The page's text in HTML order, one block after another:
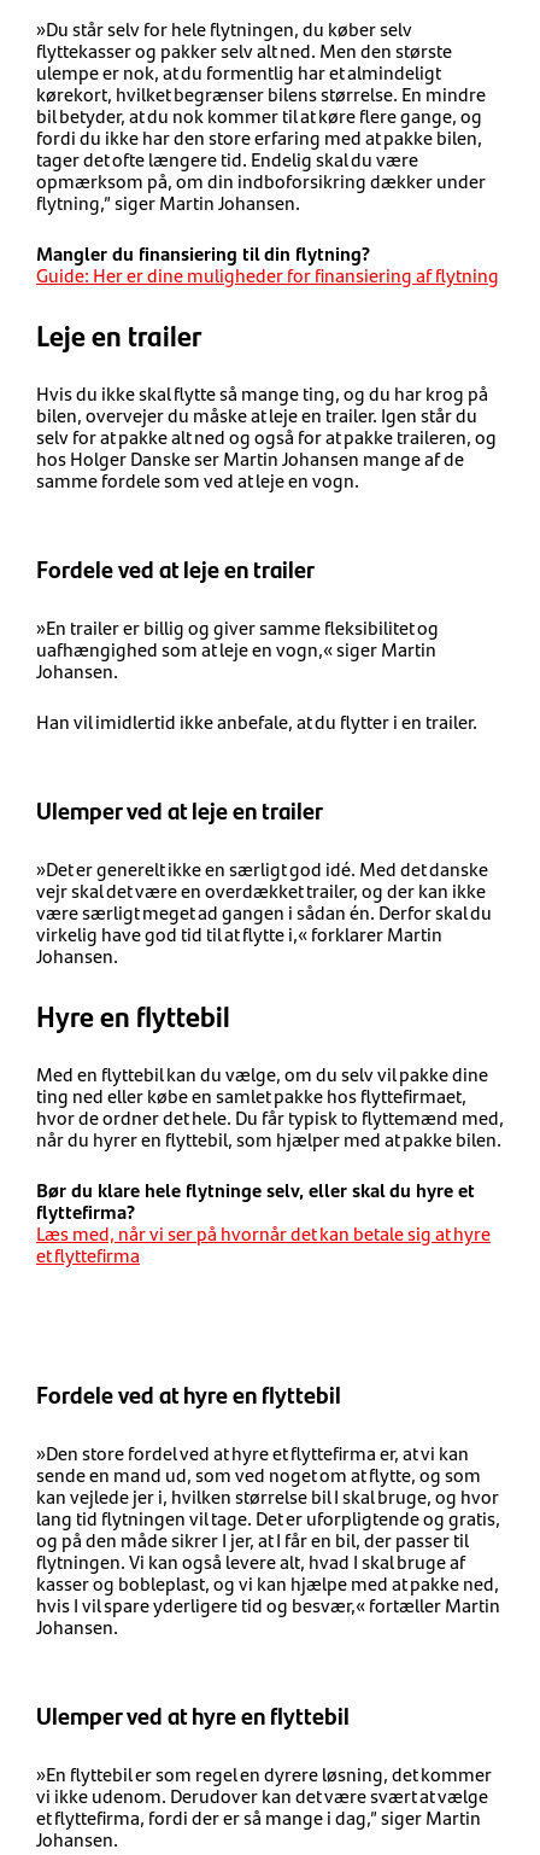
»Du står selv for hele flytningen, du køber selv
flyttekasser og pakker selv alt ned. Men den største
ulempe er nok, at du formentlig har et almindeligt
kørekort, hvilket begrænser bilens størrelse. En mindre
bil betyder, at du nok kommer til at køre flere gange, og
fordi du ikke har den store erfaring med at pakke bilen,
tager det ofte længere tid. Endelig skal du være
opmærksom på, om din indboforsikring dækker under
flytning,” siger Martin Johansen.
Mangler du finansiering til din flytning?
Guide: Her er dine muligheder for finansiering af flytning
Leje en trailer
Hvis du ikke skal flytte så mange ting, og du har krog på
bilen, overvejer du måske at leje en trailer. Igen står du
selv for at pakke alt ned og også for at pakke traileren, og
hos Holger Danske ser Martin Johansen mange af de
samme fordele som ved at leje en vogn.
Fordele ved at leje en trailer
»En trailer er billig og giver samme fleksibilitet og
uafhængighed som at leje en vogn,« siger Martin
Johansen.
Han vil imidlertid ikke anbefale, at du flytter i en trailer.
Ulemper ved at leje en trailer
»Det er generelt ikke en særligt god idé. Med det danske
vejr skal det være en overdækket trailer, og der kan ikke
være særligt meget ad gangen i sådan én. Derfor skal du
virkelig have god tid til at flytte i,« forklarer Martin
Johansen.
Hyre en flyttebil
Med en flyttebil kan du vælge, om du selv vil pakke dine
ting ned eller købe en samlet pakke hos flyttefirmaet,
hvor de ordner det hele. Du får typisk to flyttemænd med,
når du hyrer en flyttebil, som hjælper med at pakke bilen.
Bør du klare hele flytninge selv, eller skal du hyre et
flyttefirma?
Læs med, når vi ser på hvornår det kan betale sig at hyre
et flyttefirma
Fordele ved at hyre en flyttebil
»Den store fordel ved at hyre et flyttefirma er, at vi kan
sende en mand ud, som ved noget om at flytte, og som
kan vejlede jer i, hvilken størrelse bil I skal bruge, og hvor
lang tid flytningen vil tage. Det er uforpligtende og gratis,
og på den måde sikrer I jer, at I får en bil, der passer til
flytningen. Vi kan også levere alt, hvad I skal bruge af
kasser og bobleplast, og vi kan hjælpe med at pakke ned,
hvis I vil spare yderligere tid og besvær,« fortæller Martin
Johansen.
Ulemper ved at hyre en flyttebil
»En flyttebil er som regel en dyrere løsning, det kommer
vi ikke udenom. Derudover kan det være svært at vælge
et flyttefirma, fordi der er så mange i dag,” siger Martin
Johansen.